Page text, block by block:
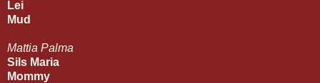
Lei
Mud
Mattia Palma
Sils Maria
Mommy